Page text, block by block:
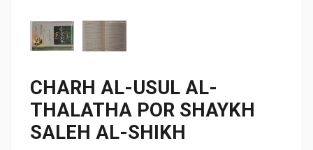
CHARH AL-USUL AL-
THALATHA POR SHAYKH
SALEH AL-SHIKH